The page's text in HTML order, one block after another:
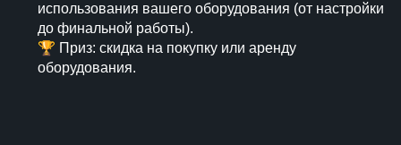
использования вашего оборудования (от настройки
до финальной работы).
🏆 Приз: скидка на покупку или аренду
оборудования.